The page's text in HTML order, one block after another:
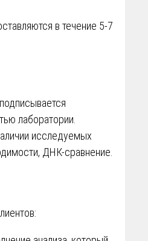
в течение 5-7
лаборатории.
исследуемых
ДНК-сравнение.